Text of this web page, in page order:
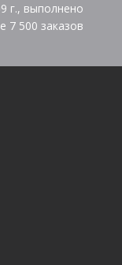
г., выполнено
7 500 заказов